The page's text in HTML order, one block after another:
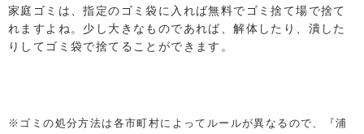
家庭ゴミは、指定のゴミ袋に入れば無料でゴミ捨て場で捨て
れますよね。少し大きなものであれば、解体したり、潰した
りしてゴミ袋で捨てることができます。
※ゴミの処分方法は各市町村によってルールが異なるので、『浦